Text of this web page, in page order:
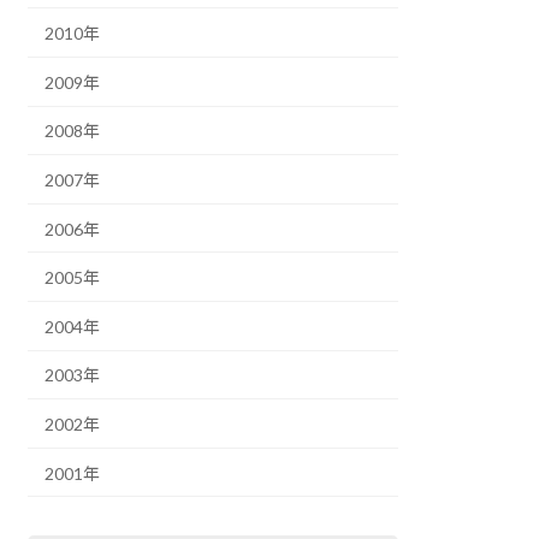
2010年
2009年
2008年
2007年
2006年
2005年
2004年
2003年
2002年
2001年